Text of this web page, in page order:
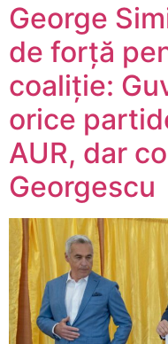
George
de forță
coaliție:
orice
AUR, dar
Georgescu